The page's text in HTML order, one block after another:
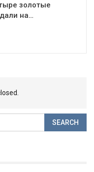
золотые
на…